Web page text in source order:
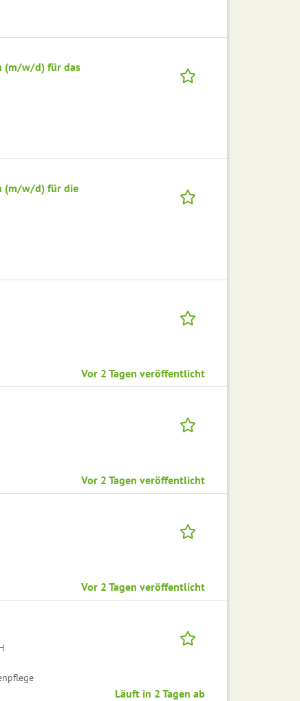
(m/w/d) für das
(m/w/d) für die
Vor 2 Tagen veröffentlicht
Vor 2 Tagen veröffentlicht
Vor 2 Tagen veröffentlicht
Läuft in 2 Tagen ab